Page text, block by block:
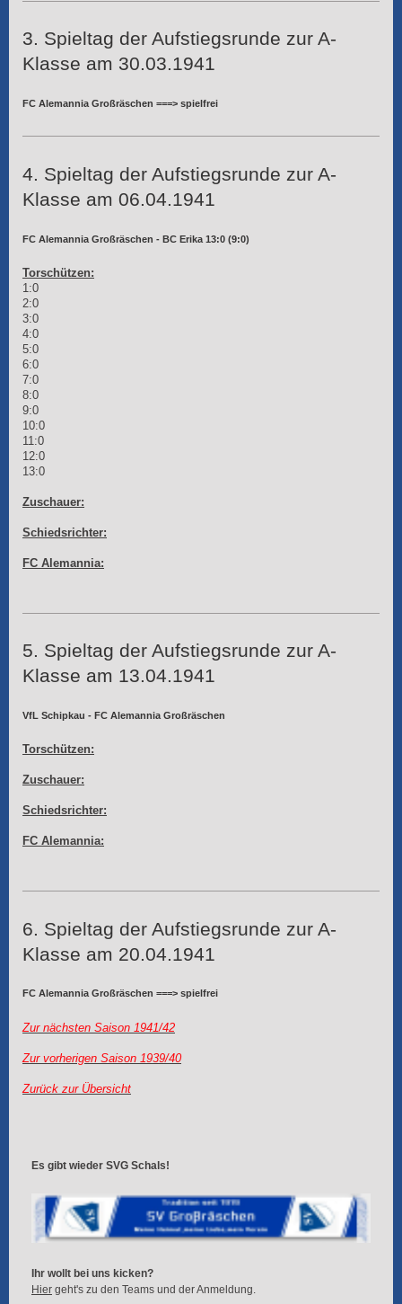
3. Spieltag der Aufstiegsrunde zur A-
Klasse am 30.03.1941
FC Alemannia Großräschen ===> spielfrei
4. Spieltag der Aufstiegsrunde zur A-
Klasse am 06.04.1941
FC Alemannia Großräschen - BC Erika 13:0 (9:0)
Torschützen:
1:0
2:0
3:0
4:0
5:0
6:0
7:0
8:0
9:0
10:0
11:0
12:0
13:0
Zuschauer:
Schiedsrichter:
FC Alemannia:
5. Spieltag der Aufstiegsrunde zur A-
Klasse am 13.04.1941
VfL Schipkau - FC Alemannia Großräschen
Torschützen:
Zuschauer:
Schiedsrichter:
FC Alemannia:
6. Spieltag der Aufstiegsrunde zur A-
Klasse am 20.04.1941
FC Alemannia Großräschen ===> spielfrei
Zur nächsten Saison 1941/42
Zur vorherigen Saison 1939/40
Zurück zur Übersicht
Es gibt wieder SVG Schals!
Ihr wollt bei uns kicken?
Hier geht's zu den Teams und der Anmeldung.